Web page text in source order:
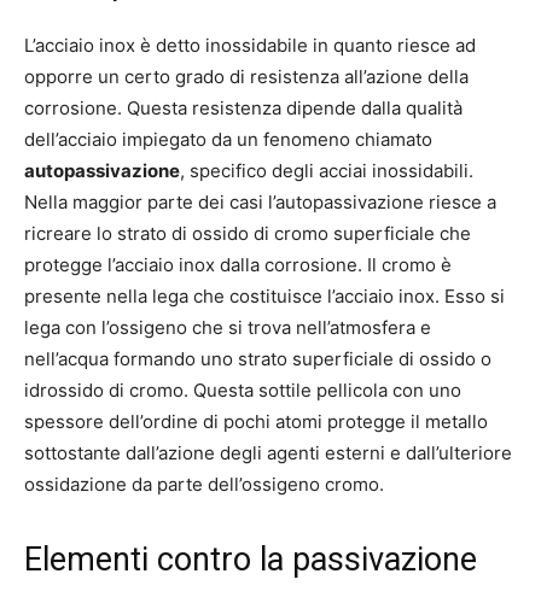
L’acciaio inox è detto inossidabile in quanto riesce ad
opporre un certo grado di resistenza all’azione della
corrosione. Questa resistenza dipende dalla qualità
dell’acciaio impiegato da un fenomeno chiamato
autopassivazione, specifico degli acciai inossidabili.
Nella maggior parte dei casi l’autopassivazione riesce a
ricreare lo strato di ossido di cromo superficiale che
protegge l’acciaio inox dalla corrosione. Il cromo è
presente nella lega che costituisce l’acciaio inox. Esso si
lega con l’ossigeno che si trova nell’atmosfera e
nell’acqua formando uno strato superficiale di ossido o
idrossido di cromo. Questa sottile pellicola con uno
spessore dell’ordine di pochi atomi protegge il metallo
sottostante dall’azione degli agenti esterni e dall’ulteriore
ossidazione da parte dell’ossigeno cromo.
Elementi contro la passivazione